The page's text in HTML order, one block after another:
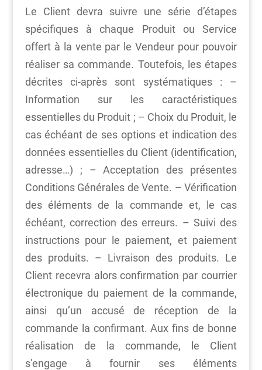
Le Client devra suivre une série d’étapes
spécifiques à chaque Produit ou Service
offert à la vente par le Vendeur pour pouvoir
réaliser sa commande. Toutefois, les étapes
décrites ci-après sont systématiques : –
Information sur les caractéristiques
essentielles du Produit ; – Choix du Produit, le
cas échéant de ses options et indication des
données essentielles du Client (identification,
adresse…) ; – Acceptation des présentes
Conditions Générales de Vente. – Vérification
des éléments de la commande et, le cas
échéant, correction des erreurs. – Suivi des
instructions pour le paiement, et paiement
des produits. – Livraison des produits. Le
Client recevra alors confirmation par courrier
électronique du paiement de la commande,
ainsi qu’un accusé de réception de la
commande la confirmant. Aux fins de bonne
réalisation de la commande, le Client
s’engage à fournir ses éléments